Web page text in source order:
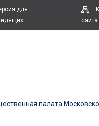
для
сайта